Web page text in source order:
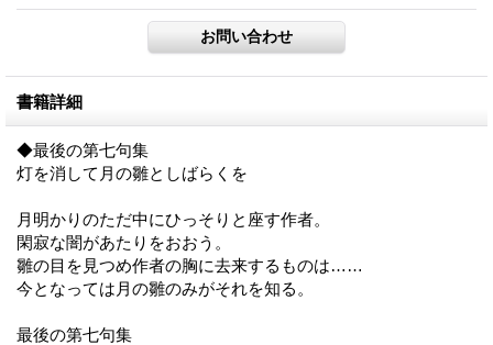
書籍詳細
◆最後の第七句集
灯を消して月の雛としばらくを
月明かりのただ中にひっそりと座す作者。
閑寂な闇があたりをおおう。
雛の目を見つめ作者の胸に去来するものは……
今となっては月の雛のみがそれを知る。
最後の第七句集